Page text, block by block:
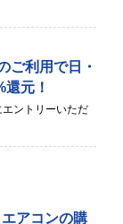
ご利用で日・
元！
ントリーいただ
アコンの購